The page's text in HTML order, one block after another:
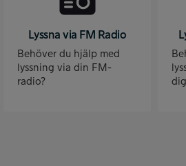
Lyssna via FM Radio
Behöver du hjälp med
lyssning via din FM-
radio?